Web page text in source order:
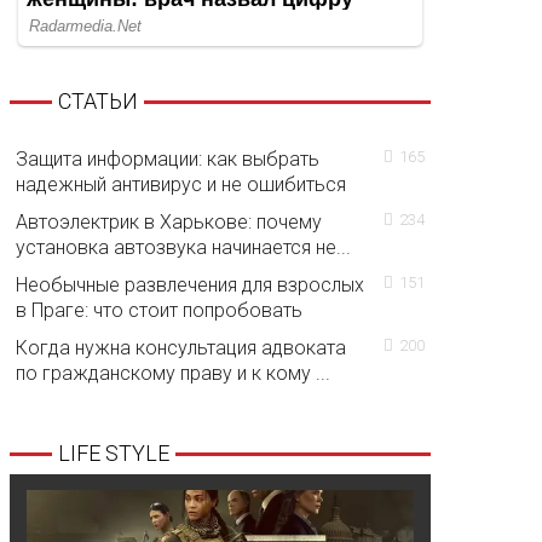
СТАТЬИ
Защита информации: как выбрать
надежный антивирус и не ошибиться
165
Автоэлектрик в Харькове: почему
установка автозвука начинается не...
234
Необычные развлечения для взрослых
в Праге: что стоит попробовать
151
Когда нужна консультация адвоката
по гражданскому праву и к кому ...
200
LIFE STYLE